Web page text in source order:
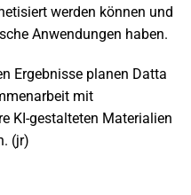
werden können und
Anwendungen haben.
Ergebnisse planen Datta
mit
KI-gestalteten Materialien
(jr)